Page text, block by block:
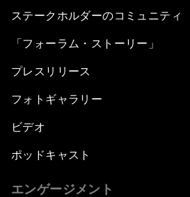
ステークホルダーのコミュニティ
「フォーラム・ストーリー」
プレスリリース
フォトギャラリー
ビデオ
ポッドキャスト
エンゲージメント